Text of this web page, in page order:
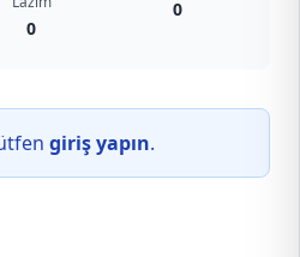
0
0
giriş yapın.